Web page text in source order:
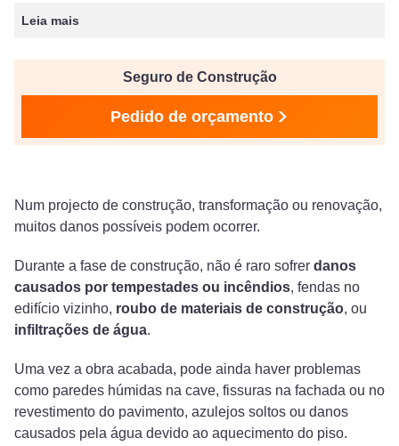
Leia mais
Seguro de Construção
Pedido de orçamento
Num projecto de construção, transformação ou renovação,
muitos danos possíveis podem ocorrer.
Durante a fase de construção, não é raro sofrer danos
causados por tempestades ou incêndios, fendas no
edifício vizinho, roubo de materiais de construção, ou
infiltrações de água.
Uma vez a obra acabada, pode ainda haver problemas
como paredes húmidas na cave, fissuras na fachada ou no
revestimento do pavimento, azulejos soltos ou danos
causados pela água devido ao aquecimento do piso.